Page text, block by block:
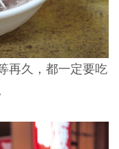
再久，都一定要吃